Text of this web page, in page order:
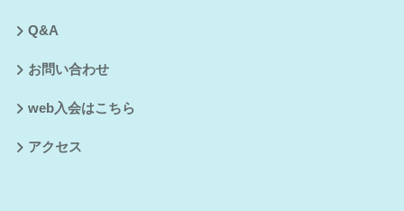
Q&A
お問い合わせ
web入会はこちら
アクセス